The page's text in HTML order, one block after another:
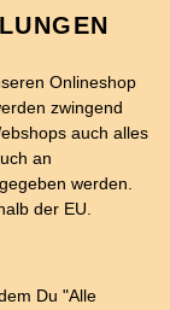
PIZZA
Onlineshop
zwingend
auch alles
an
werden.
der EU.
Du "Alle